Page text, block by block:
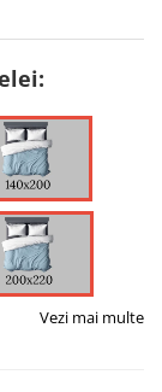
Vezi mai multe